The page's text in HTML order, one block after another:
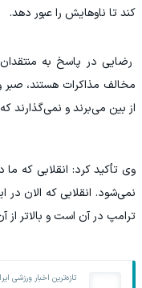
کند تا ناوهایش را عبور دهد.
رضایی در پاسخ به
مخالف مذاکرات هستند، صبر
از بین می‌برند و نمی‌گذارند
وی تأکید کرد: انقلابی که
نمی‌شود. انقلابی که الان در
ترامپ در آن است و بالاتر
تازه‌ترین اخبار ورزشی